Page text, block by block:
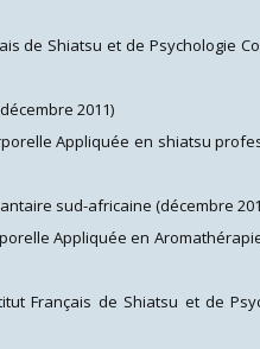
de Shiatsu et de Psychologie
2011)
Appliquée en shiatsu
sud-africaine (décembre
Appliquée en
Français de Shiatsu et de